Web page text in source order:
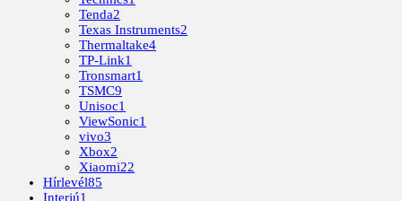
Tenda2
Texas Instruments2
Thermaltake4
TP-Link1
Tronsmart1
TSMC9
Unisoc1
ViewSonic1
vivo3
Xbox2
Xiaomi22
Hírlevél85
Interjú1